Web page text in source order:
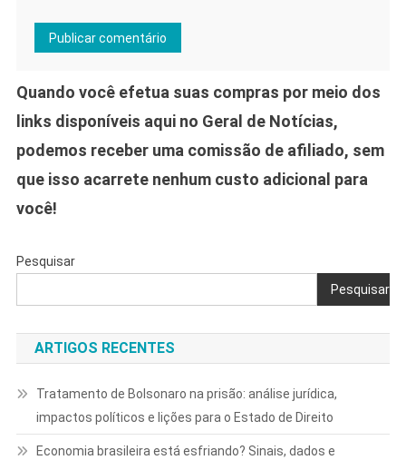
Quando você efetua suas compras por meio dos
links disponíveis aqui no Geral de Notícias,
podemos receber uma comissão de afiliado, sem
que isso acarrete nenhum custo adicional para
você!
Pesquisar
Pesquisar
ARTIGOS RECENTES
Tratamento de Bolsonaro na prisão: análise jurídica,
impactos políticos e lições para o Estado de Direito
Economia brasileira está esfriando? Sinais, dados e